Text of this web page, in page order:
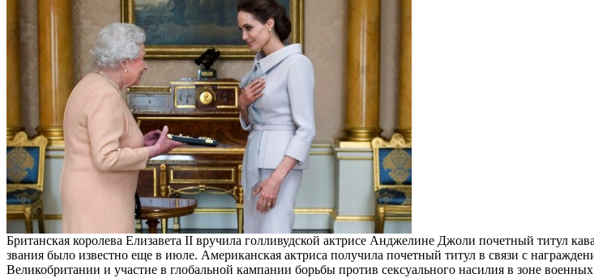
Британская королева Елизавета II вручила голливудской актрисе Анджелине Джоли почетный титул
звания было известно еще в июле. Американская актриса получила почетный титул в связи с
Великобритании и участие в глобальной кампании борьбы против сексуального насилия в зоне